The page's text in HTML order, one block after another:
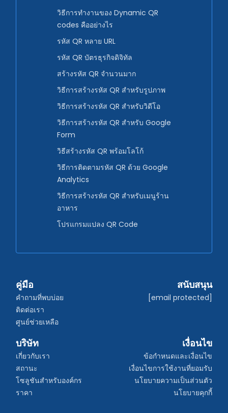
วิธีการทำงานของ Dynamic QR
codes คืออย่างไร
รหัส QR หลาย URL
รหัส QR บัตรธุรกิจดิจิทัล
สร้างรหัส QR จำนวนมาก
วิธีการสร้างรหัส QR สำหรับรูปภาพ
วิธีการสร้างรหัส QR สำหรับวิดีโอ
วิธีการสร้างรหัส QR สำหรับ Google
Form
วิธีสร้างรหัส QR พร้อมโลโก้
วิธีการติดตามรหัส QR ด้วย Google
Analytics
วิธีการสร้างรหัส QR สำหรับเมนูร้าน
อาหาร
โปรแกรมแปลง QR Code
คู่มือ
คำถามที่พบบ่อย
ติดต่อเรา
ศูนย์ช่วยเหลือ
สนับสนุน
[email protected]
บริษัท
เกี่ยวกับเรา
สถานะ
โซลูชันสำหรับองค์กร
ราคา
เงื่อนไข
ข้อกำหนดและเงื่อนไข
เงื่อนไขการใช้งานที่ยอมรับ
นโยบายความเป็นส่วนตัว
นโยบายคุกกี้